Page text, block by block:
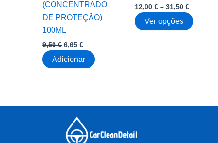
(CONCENTRADO
DE PROTEÇÃO)
100ML
9,50€ O
original
era:
6,65€O
preço
atual
é:
Adicionar
12,00€ – 31,50€Price
range:
12,00 €
Ver opções
This